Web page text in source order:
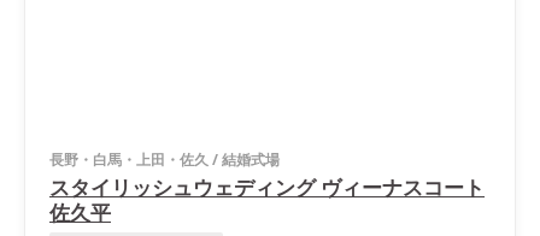
長野・白馬・上田・佐久 /結婚式場
スタイリッシュウェディング ヴィーナスコート
佐久平